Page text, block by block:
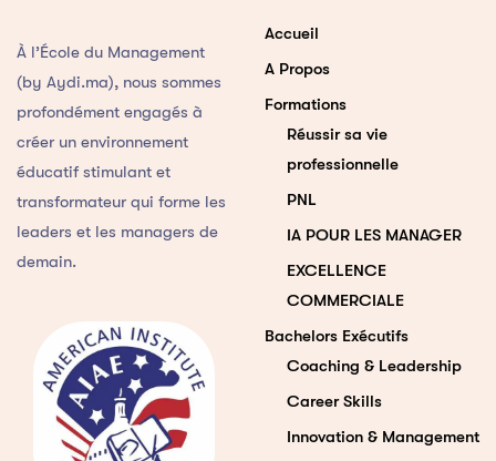
À l’École du Management
(by Aydi.ma), nous sommes
profondément engagés à
créer un environnement
éducatif stimulant et
transformateur qui forme les
leaders et les managers de
demain.
Accueil
A Propos
Formations
Réussir sa vie
professionnelle
PNL
IA POUR LES MANAGER
EXCELLENCE
COMMERCIALE
Bachelors Exécutifs
Coaching & Leadership
Career Skills
Innovation & Management